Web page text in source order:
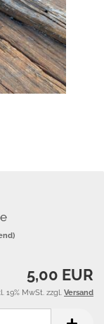
5,00 EUR
19% MwSt. zzgl. Versand